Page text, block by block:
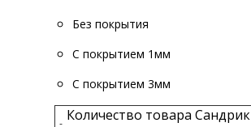
Без покрытия
С покрытием 1мм
С покрытием 3мм
- Количество товара Сандрик